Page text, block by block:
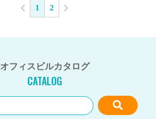
1 2
オフィスビルカタログ
CATALOG